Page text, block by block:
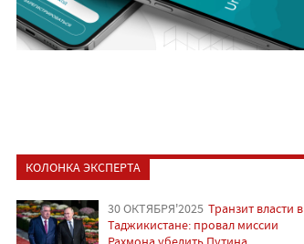
КОЛОНКА ЭКСПЕРТА
30 ОКТЯБРЯ'2025 Транзит власти в
Таджикистане: провал миссии